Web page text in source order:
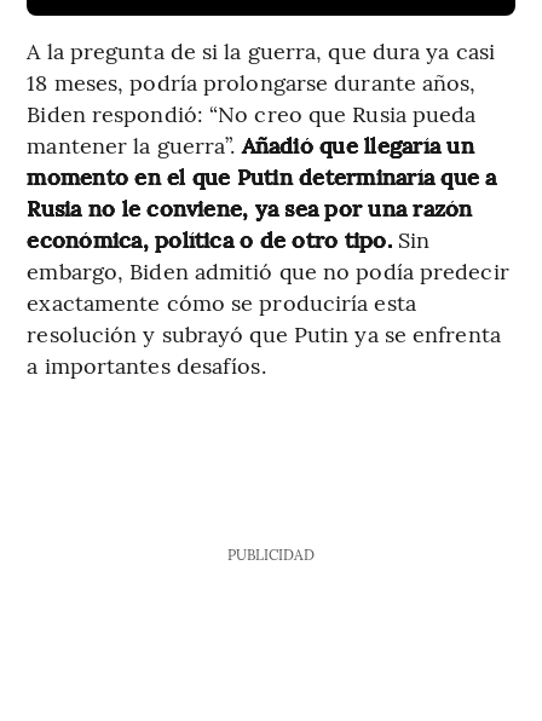
A la pregunta de si la guerra, que dura ya casi
18 meses, podría prolongarse durante años,
Biden respondió: “No creo que Rusia pueda
mantener la guerra”.Añadió que llegaría un
momento en el que Putin determinaría que a
Rusia no le conviene, ya sea por una razón
económica, política o de otro tipo.Sin
embargo, Biden admitió que no podía predecir
exactamente cómo se produciría esta
resolución y subrayó que Putin ya se enfrenta
a importantes desafíos.
PUBLICIDAD